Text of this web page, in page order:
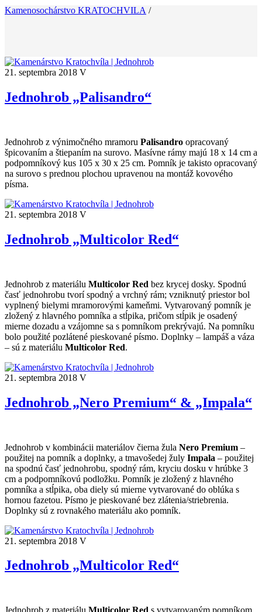
Kamenosochárstvo KRATOCHVILA /
21. septembra 2018 V
Jednohrob „Palisandro“
Jednohrob z výnimočného mramoru Palisandro opracovaný
špicovaním a štiepaním na surovo. Masívne rámy majú 18 x 14 cm a
podpomníkový kus 105 x 30 x 25 cm. Pomník je takisto opracovaný
na surovo s prednou plochou upravenou na montáž kovového
písma.
21. septembra 2018 V
Jednohrob „Multicolor Red“
Jednohrob z materiálu Multicolor Red bez krycej dosky. Spodnú
časť jednohrobu tvorí spodný a vrchný rám; vzniknutý priestor bol
vyplnený bielymi mramorovými kameňmi. Vytvarovaný pomník je
zložený z hlavného pomníka a stĺpika, pričom stĺpik je osadený
mierne dozadu a vzájomne sa s pomníkom prekrývajú. Na pomníku
bolo použité pozlátené pieskované písmo. Doplnky – lampáš a váza
– sú z materiálu Multicolor Red.
21. septembra 2018 V
Jednohrob „Nero Premium“ & „Impala“
Jednohrob v kombinácii materiálov čierna žula Nero Premium –
použitej na pomník a doplnky, a tmavošedej žuly Impala – použitej
na spodnú časť jednohrobu, spodný rám, kryciu dosku v hrúbke 3
cm a podpomníkovú podložku. Pomník je zložený z hlavného
pomníka a stĺpika, oba diely sú mierne vytvarované do oblúka s
hornou fazetou. Písmo je pieskované bez zlátenia/striebrenia.
Doplnky sú z rovnakého materiálu ako pomník.
21. septembra 2018 V
Jednohrob „Multicolor Red“